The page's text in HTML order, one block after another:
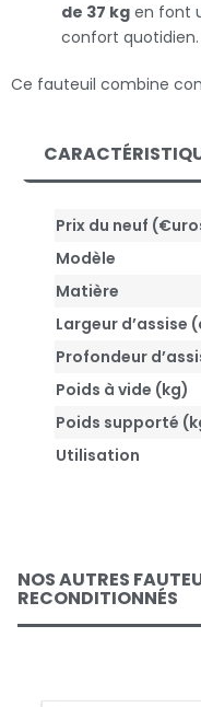
de 37 kg en font
confort quotidien.
Ce fauteuil combine
Prix du neuf
Modèle
Matière
Largeur d’assise
Profondeur
Poids à vide (kg)
Poids supporté
Utilisation
NOS AUTRES
RECONDITIONNÉS